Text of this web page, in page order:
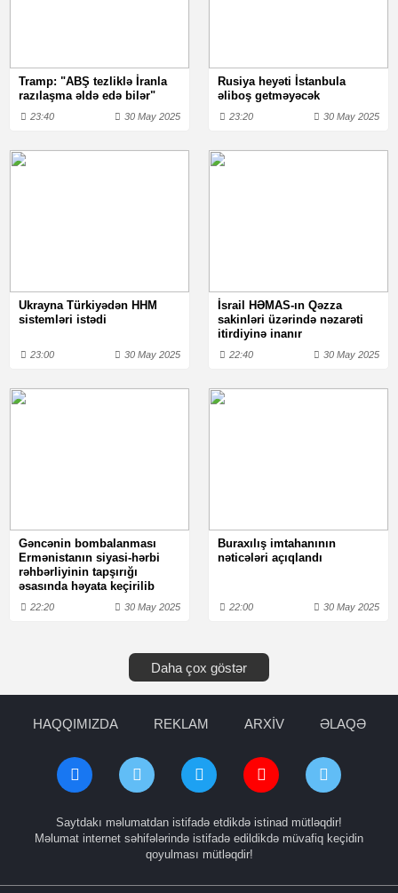
Tramp: "ABŞ tezliklə İranla
razılaşma əldə edə bilər"
23:40 30 May 2025
Rusiya heyəti İstanbula
əliboş getməyəcək
23:20 30 May 2025
Ukrayna Türkiyədən HHM
sistemləri istədi
23:00 30 May 2025
İsrail HƏMAS-ın Qəzza
sakinləri üzərində nəzarəti
itirdiyinə inanır
22:40 30 May 2025
Gəncənin bombalanması
Ermənistanın siyasi-hərbi
rəhbərliyinin tapşırığı
əsasında həyata keçirilib
22:20 30 May 2025
Buraxılış imtahanının
nəticələri açıqlandı
22:00 30 May 2025
Daha çox göstər
HAQQIMIZDA REKLAM ARXİV ƏLAQƏ
Saytdakı məlumatdan istifadə etdikdə istinad mütləqdir!
Məlumat internet səhifələrində istifadə edildikdə müvafiq keçidin
qoyulması mütləqdir!